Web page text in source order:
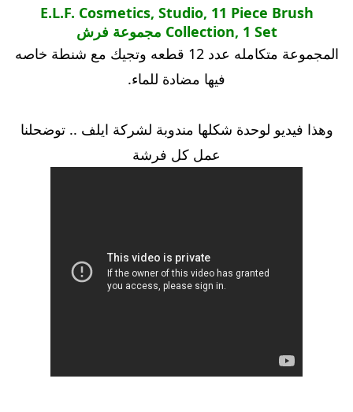
E.L.F. Cosmetics, Studio, 11 Piece Brush
Collection, 1 Set مجموعة فرش
المجموعة متكامله عدد 12 قطعه وتجيك مع شنطة خاصه
فيها مضادة للماء.
وهذا فيديو لوحدة شكلها مندوبة لشركة ايلف .. توضحلنا
عمل كل فرشة